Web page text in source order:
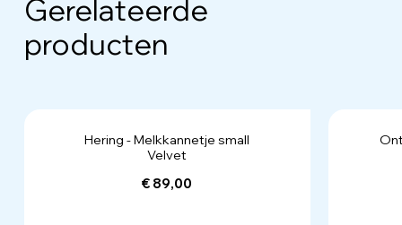
Gerelateerde
producten
Hering - Melkkannetje small
Velvet
€ 89,00